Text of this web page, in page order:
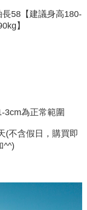
melalui persetujuan
kepada Syarikat bagi
pengguna telefon
perlu memohon lagi.
telefon, pilih bilangan
dan setelah
disediakan oleh NP
pengguna. AFTEE
(termasuk nama
"Penyata Pengumpulan
penjaga yang sah
jika anda
pemprosesan dan
58【建議身高180-
】
3cm為正常範圍
(不含假日，購買即
^^)